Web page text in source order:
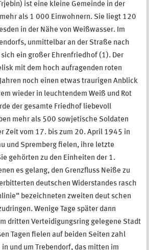
ist eine kleine Gemeinde in der
als 1 000 Einwohnern. Sie liegt 120
in der Nähe von Weißwasser. Im
unmittelbar an der Straße nach
ein großer Ehrenfriedhof (1). Der
mit dem hoch aufragenden roten
noch einen etwas traurigen Anblick
wieder in leuchtendem Weiß und Rot
der gesamte Friedhof liebevoll
mehr als 500 sowjetische Soldaten
Zeit vom 17. bis zum 20. April 1945 in
und Spremberg ﬁelen, ihre letzte
gehörten zu den Einheiten der 1.
es gelang, den Grenzﬂuss Neiße zu
deutschen Widerstandes rasch
bezeichneten zweiten deut schen
Wenige Tage später dann
dritten Verteidigungsring gelegene Stadt
Tagen ﬁelen auf beiden Seiten zahl
und um Trebendorf, das mitten im